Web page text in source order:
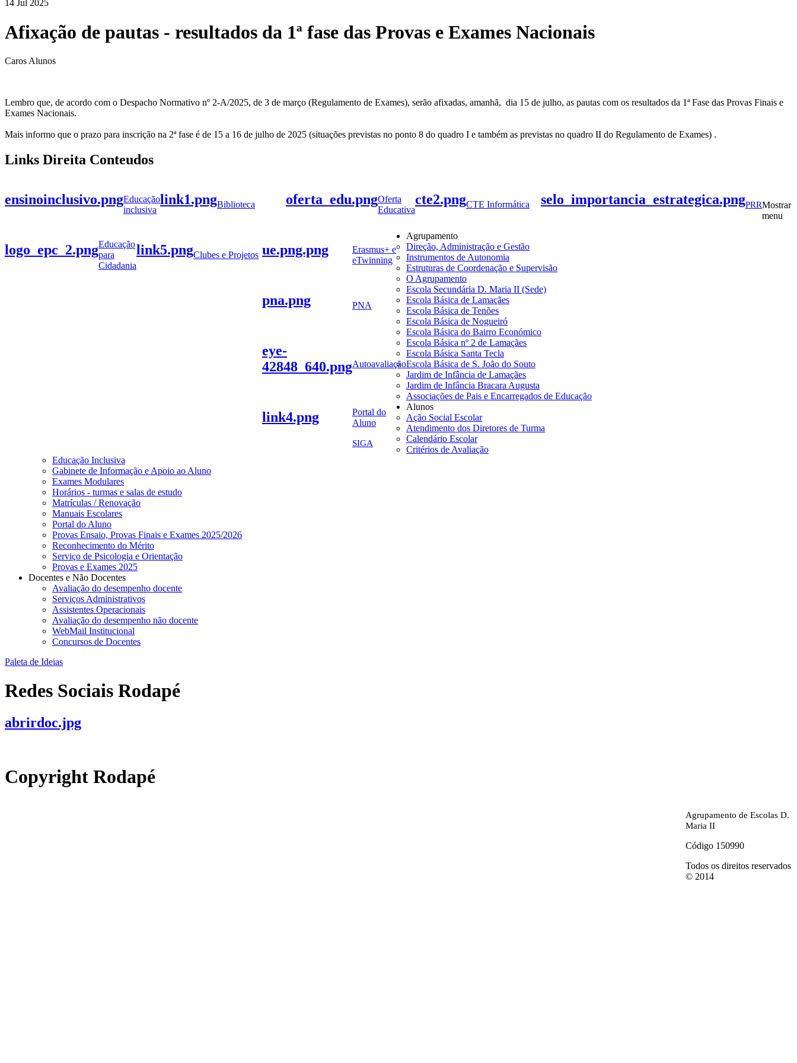
14 Jul 2025
Afixação de pautas - resultados da 1ª fase das Provas e Exames Nacionais
Caros Alunos
Lembro que, de acordo com o Despacho Normativo nº 2-A/2025, de 3 de março (Regulamento de Exames), serão afixadas, amanhã, dia 15 de julho, as pautas com os resultados da 1ª Fase das Provas Finais e
Exames Nacionais.
Mais informo que o prazo para inscrição na 2ª fase é de 15 a 16 de julho de 2025 (situações previstas no ponto 8 do quadro I e também as previstas no quadro II do Regulamento de Exames) .
Links Direita Conteudos
ensinoinclusivo.pngEducação
inclusiva
link1.pngBiblioteca oferta_edu.pngOferta
Educativa
cte2.pngCTE Informática selo_importancia_estrategica.pngPRR
logo_epc_2.pngEducação
para
Cidadania
link5.pngClubes e Projetos ue.png.png
Erasmus+ e
eTwinning
pna.png PNA
eye-
42848_640.pngAutoavaliação
link4.png
Portal do
Aluno
SIGA
Mostrar
menu
Agrupamento
Direção, Administração e Gestão
Instrumentos de Autonomia
Estruturas de Coordenação e Supervisão
O Agrupamento
Escola Secundária D. Maria II (Sede)
Escola Básica de Lamaçães
Escola Básica de Tenões
Escola Básica de Nogueiró
Escola Básica do Bairro Económico
Escola Básica nº 2 de Lamaçães
Escola Básica Santa Tecla
Escola Básica de S. João do Souto
Jardim de Infância de Lamaçães
Jardim de Infância Bracara Augusta
Associações de Pais e Encarregados de Educação
Alunos
Ação Social Escolar
Atendimento dos Diretores de Turma
Calendário Escolar
Critérios de Avaliação
Educação Inclusiva
Gabinete de Informação e Apoio ao Aluno
Exames Modulares
Horários - turmas e salas de estudo
Matrículas / Renovação
Manuais Escolares
Portal do Aluno
Provas Ensaio, Provas Finais e Exames 2025/2026
Reconhecimento do Mérito
Serviço de Psicologia e Orientação
Provas e Exames 2025
Docentes e Não Docentes
Avaliação do desempenho docente
Serviços Administrativos
Assistentes Operacionais
Avaliação do desempenho não docente
WebMail Institucional
Concursos de Docentes
Paleta de Ideias
Redes Sociais Rodapé
abrirdoc.jpg
Copyright Rodapé
Agrupamento de Escolas D.
Maria II
Código 150990
Todos os direitos reservados
© 2014